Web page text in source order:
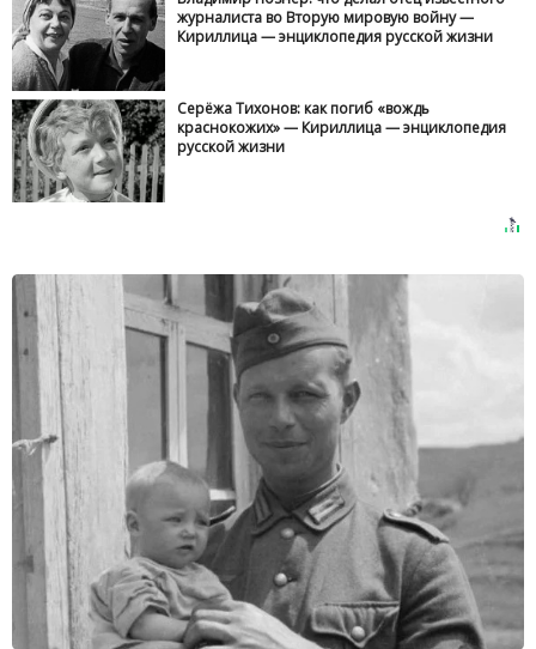
журналиста во Вторую мировую войну —
Кириллица — энциклопедия русской жизни
Серёжа Тихонов: как погиб «вождь
краснокожих» — Кириллица — энциклопедия
русской жизни